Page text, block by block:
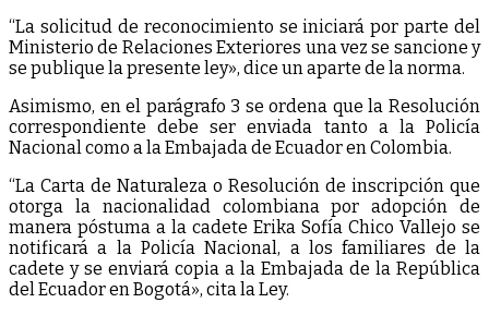
“La solicitud de reconocimiento se iniciará por parte del
Ministerio de Relaciones Exteriores una vez se sancione y
se publique la presente ley», dice un aparte de la norma.
Asimismo, en el parágrafo 3 se ordena que la Resolución
correspondiente debe ser enviada tanto a la Policía
Nacional como a la Embajada de Ecuador en Colombia.
“La Carta de Naturaleza o Resolución de inscripción que
otorga la nacionalidad colombiana por adopción de
manera póstuma a la cadete Erika Sofía Chico Vallejo se
notificará a la Policía Nacional, a los familiares de la
cadete y se enviará copia a la Embajada de la República
del Ecuador en Bogotá», cita la Ley.